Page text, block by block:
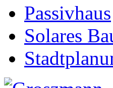
Passivhaus
Solares